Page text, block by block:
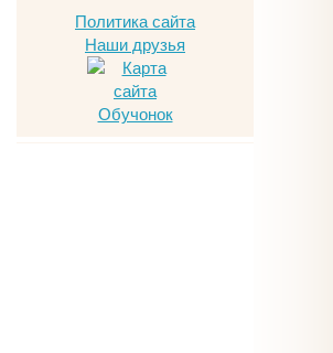
Политика сайта
Наши друзья